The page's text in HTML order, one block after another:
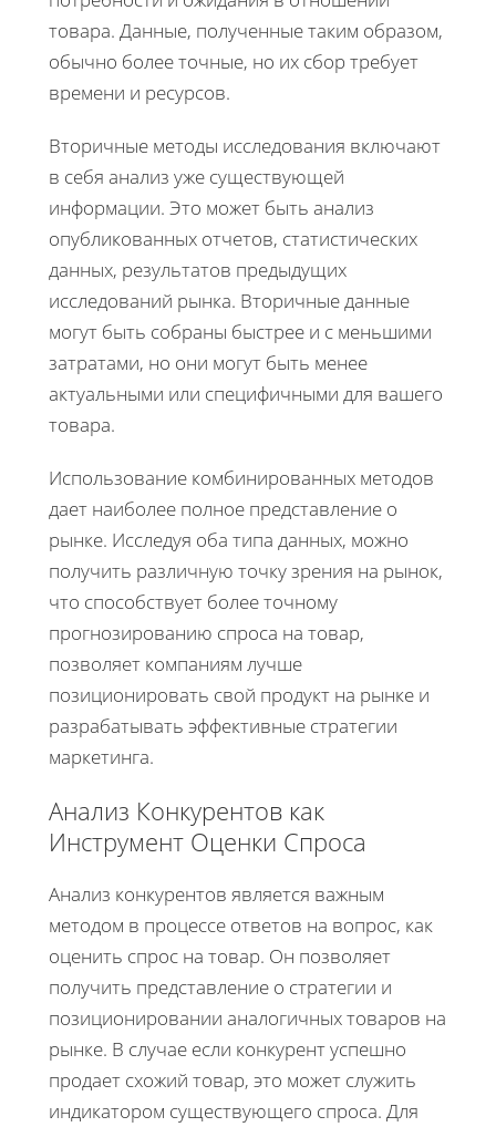
товара. Данные, полученные таким образом,
обычно более точные, но их сбор требует
времени и ресурсов.
Вторичные методы исследования включают
в себя анализ уже существующей
информации. Это может быть анализ
опубликованных отчетов, статистических
данных, результатов предыдущих
исследований рынка. Вторичные данные
могут быть собраны быстрее и с меньшими
затратами, но они могут быть менее
актуальными или специфичными для вашего
товара.
Использование комбинированных методов
дает наиболее полное представление о
рынке. Исследуя оба типа данных, можно
получить различную точку зрения на рынок,
что способствует более точному
прогнозированию спроса на товар,
позволяет компаниям лучше
позиционировать свой продукт на рынке и
разрабатывать эффективные стратегии
маркетинга.
Анализ Конкурентов как
Инструмент Оценки Спроса
Анализ конкурентов является важным
методом в процессе ответов на вопрос, как
оценить спрос на товар. Он позволяет
получить представление о стратегии и
позиционировании аналогичных товаров на
рынке. В случае если конкурент успешно
продает схожий товар, это может служить
индикатором существующего спроса. Для